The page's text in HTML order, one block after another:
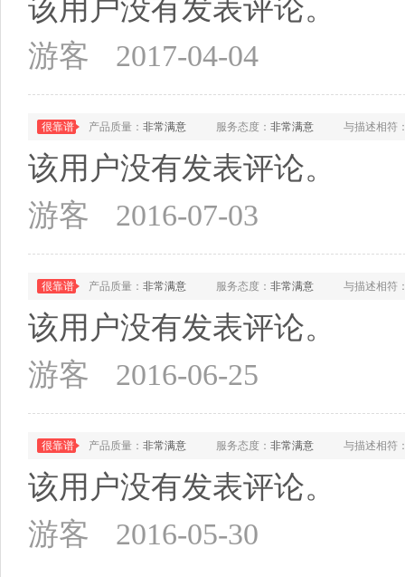
该用户没有发表评论。
游客
2017-04-04
很靠谱 产品质量： 非常满意 服务态度： 非常满意 与描述相符
该用户没有发表评论。
游客
2016-07-03
很靠谱 产品质量： 非常满意 服务态度： 非常满意 与描述相符
该用户没有发表评论。
游客
2016-06-25
很靠谱 产品质量： 非常满意 服务态度： 非常满意 与描述相符
该用户没有发表评论。
游客
2016-05-30